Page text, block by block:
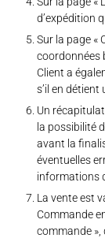
d’expédition
Sur la page «
coordonnées
Client a
s’il en détient
Un
la possibilité
avant la
éventuelles
informations
La vente est
Commande
commande »,